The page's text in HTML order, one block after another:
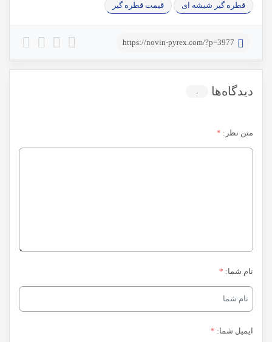
قطره گیر شیشه ای قیمت قطره گیر
https://novin-pyrex.com/?p=3977
دیدگاه‌ها ۰
متن نظر: *
نام شما: *
ایمیل شما: *